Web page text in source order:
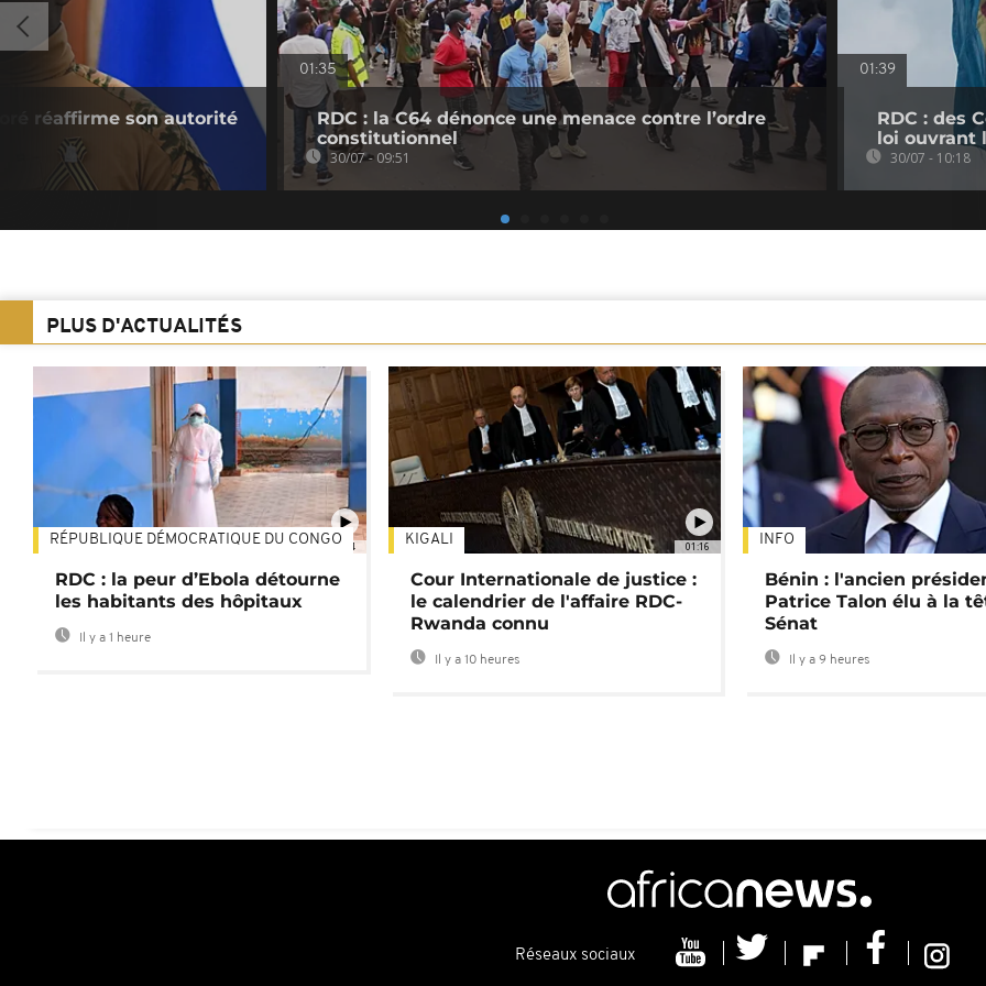
réaffirme son autorité
01:35
RDC : la C64 dénonce une menace contre l’ordre
constitutionnel
30/07 - 09:51
01:39
RDC : des
loi ouvrant
30/07 - 10:18
PLUS D'ACTUALITÉS
01:34
RÉPUBLIQUE DÉMOCRATIQUE DU CONGO
RDC : la peur d’Ebola détourne
les habitants des hôpitaux
Il y a 1 heure
01:16
KIGALI
Cour Internationale de justice :
le calendrier de l'affaire RDC-
Rwanda connu
Il y a 10 heures
INFO
Bénin : l'ancien
Patrice Talon élu à la
Sénat
Il y a 9 heures
Réseaux sociaux